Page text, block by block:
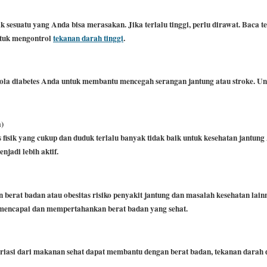
sesuatu yang Anda bisa merasakan.Jika terlalu tinggi, perlu dirawat.Baca
mengontroltekanan darah tinggi.
diabetes Anda untuk membantu mencegah serangan jantung atau stroke.
yang cukup dan duduk terlalu banyak tidak baik untuk kesehatan
lebih aktif.
badan atau obesitas risiko penyakit jantung dan masalah kesehatan
dan mempertahankan berat badan yang sehat.
dari makanan sehat dapat membantu dengan berat badan, tekanan darah